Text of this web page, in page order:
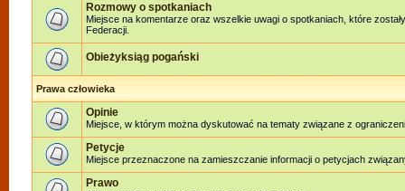
Rozmowy o spotkaniach
Miejsce na komentarze oraz wszelkie uwagi o spotkaniach, które
Federacji.
Obieżyksiąg pogański
Prawa człowieka
Opinie
Miejsce, w którym można dyskutować na tematy związane z
Petycje
Miejsce przeznaczone na zamieszczanie informacji o petycjach
Prawo